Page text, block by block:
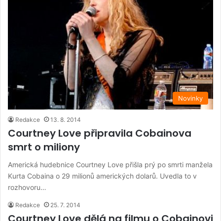
Novinky
Redakce 13. 8. 2014
Courtney Love připravila Cobainova
smrt o miliony
Americká hudebnice Courtney Love přišla prý po smrti manžela
Kurta Cobaina o 29 milionů amerických dolarů. Uvedla to v
rozhovoru…
Redakce 25. 7. 2014